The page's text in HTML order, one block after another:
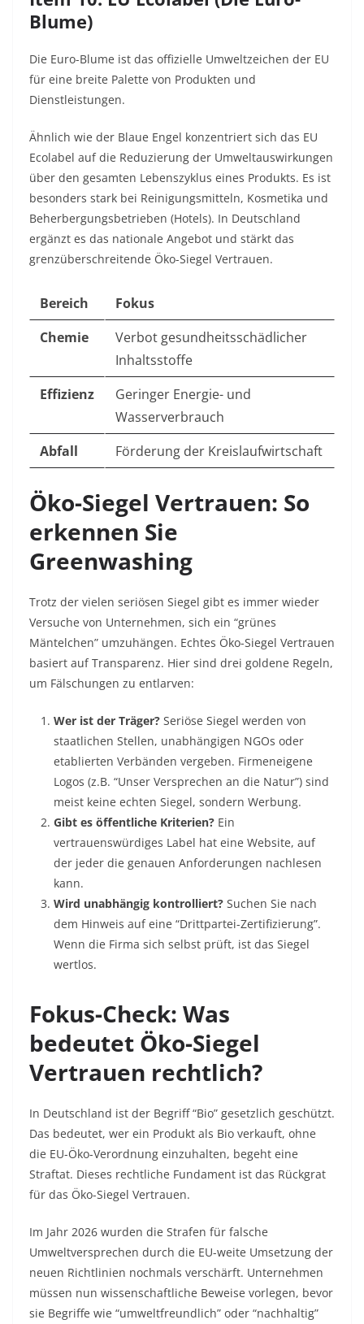
Blume)
Die Euro-Blume ist das offizielle Umweltzeichen der EU
für eine breite Palette von Produkten und
Dienstleistungen.
Ähnlich wie der Blaue Engel konzentriert sich das EU
Ecolabel auf die Reduzierung der Umweltauswirkungen
über den gesamten Lebenszyklus eines Produkts. Es ist
besonders stark bei Reinigungsmitteln, Kosmetika und
Beherbergungsbetrieben (Hotels). In Deutschland
ergänzt es das nationale Angebot und stärkt das
grenzüberschreitende Öko-Siegel Vertrauen.
Bereich
Fokus
Chemie
Verbot gesundheitsschädlicher
Inhaltsstoffe
Effizienz
Geringer Energie- und
Wasserverbrauch
Abfall
Förderung der Kreislaufwirtschaft
Öko-Siegel Vertrauen: So
erkennen Sie
Greenwashing
Trotz der vielen seriösen Siegel gibt es immer wieder
Versuche von Unternehmen, sich ein “grünes
Mäntelchen” umzuhängen. Echtes Öko-Siegel Vertrauen
basiert auf Transparenz. Hier sind drei goldene Regeln,
um Fälschungen zu entlarven:
Wer ist der Träger? Seriöse Siegel werden von
staatlichen Stellen, unabhängigen NGOs oder
etablierten Verbänden vergeben. Firmeneigene
Logos (z.B. “Unser Versprechen an die Natur”) sind
meist keine echten Siegel, sondern Werbung.
Gibt es öffentliche Kriterien? Ein
vertrauenswürdiges Label hat eine Website, auf
der jeder die genauen Anforderungen nachlesen
kann.
Wird unabhängig kontrolliert? Suchen Sie nach
dem Hinweis auf eine “Drittpartei-Zertifizierung”.
Wenn die Firma sich selbst prüft, ist das Siegel
wertlos.
Fokus-Check: Was
bedeutet Öko-Siegel
Vertrauen rechtlich?
In Deutschland ist der Begriff “Bio” gesetzlich geschützt.
Das bedeutet, wer ein Produkt als Bio verkauft, ohne
die EU-Öko-Verordnung einzuhalten, begeht eine
Straftat. Dieses rechtliche Fundament ist das Rückgrat
für das Öko-Siegel Vertrauen.
Im Jahr 2026 wurden die Strafen für falsche
Umweltversprechen durch die EU-weite Umsetzung der
neuen Richtlinien nochmals verschärft. Unternehmen
müssen nun wissenschaftliche Beweise vorlegen, bevor
sie Begriffe wie “umweltfreundlich” oder “nachhaltig”